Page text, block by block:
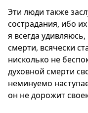
Эти люди также
сострадания, ибо
я всегда
смерти, всячески
нисколько не
духовной смерти
неминуемо
он не дорожит